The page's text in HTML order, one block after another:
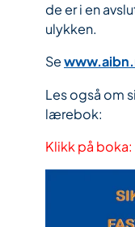
de er i en
ulykken.
Se
Les også om
lærebok:
Klikk på boka: